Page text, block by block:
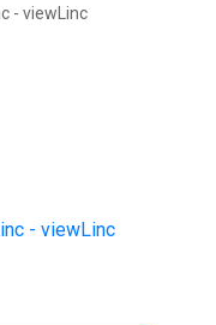
- viewLinc